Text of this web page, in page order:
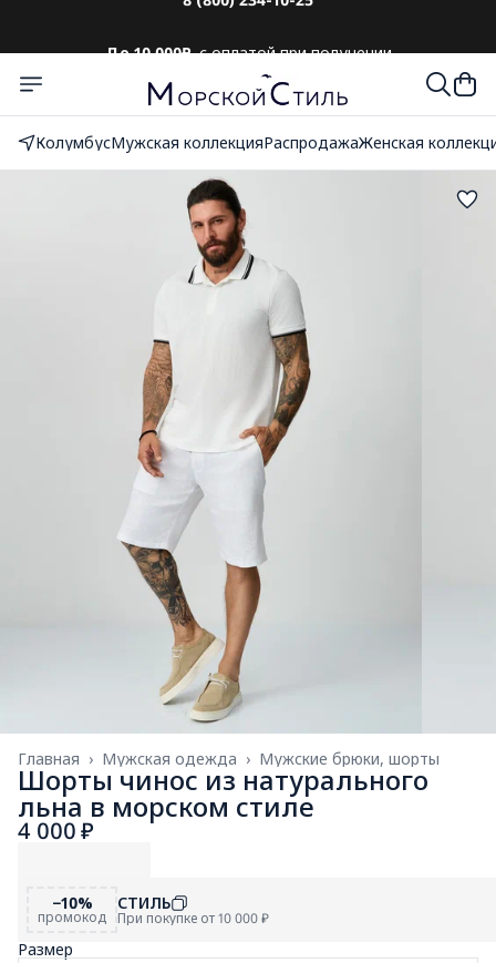
КолумбусМужская коллекцияРаспродажаЖенская
Мужские брюки, шорты
Мужская одежда ›
Главная ›
Шорты чинос из натурального
льна в морском стиле
4 000 ₽
−10%
промокод
СТИЛЬ
При покупке от 10 000 ₽
Размер